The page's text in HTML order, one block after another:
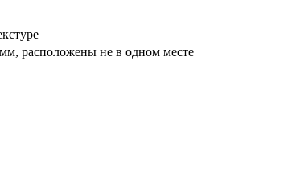
расположены не в одном месте